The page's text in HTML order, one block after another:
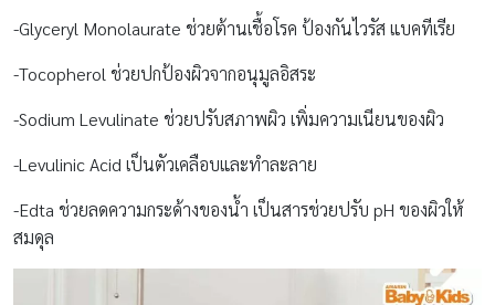
-Glyceryl Monolaurate ช่วยต้านเชื้อโรค ป้องกันไวรัส แบคทีเรีย
-Tocopherol ช่วยปกป้องผิวจากอนุมูลอิสระ
-Sodium Levulinate ช่วยปรับสภาพผิว เพิ่มความเนียนของผิว
-Levulinic Acid เป็นตัวเคลือบและทำละลาย
-Edta ช่วยลดความกระด้างของน้ำ เป็นสารช่วยปรับ pH ของผิวให้
สมดุล